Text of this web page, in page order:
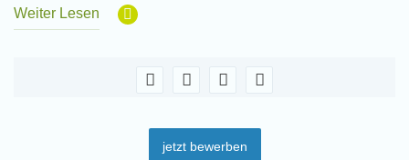
Weiter Lesen
jetzt bewerben